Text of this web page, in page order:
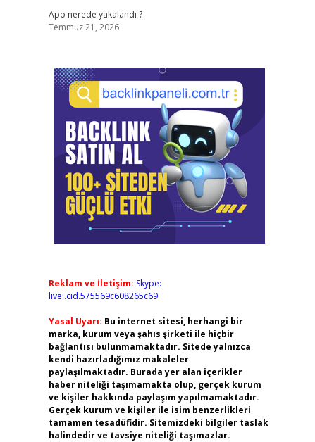
Apo nerede yakalandı ?
Temmuz 21, 2026
Reklam ve İletişim: Skype:
live:.cid.575569c608265c69
Yasal Uyarı: Bu internet sitesi, herhangi bir
marka, kurum veya şahıs şirketi ile hiçbir
bağlantısı bulunmamaktadır. Sitede yalnızca
kendi hazırladığımız makaleler
paylaşılmaktadır. Burada yer alan içerikler
haber niteliği taşımamakta olup, gerçek kurum
ve kişiler hakkında paylaşım yapılmamaktadır.
Gerçek kurum ve kişiler ile isim benzerlikleri
tamamen tesadüfidir. Sitemizdeki bilgiler taslak
halindedir ve tavsiye niteliği taşımazlar.